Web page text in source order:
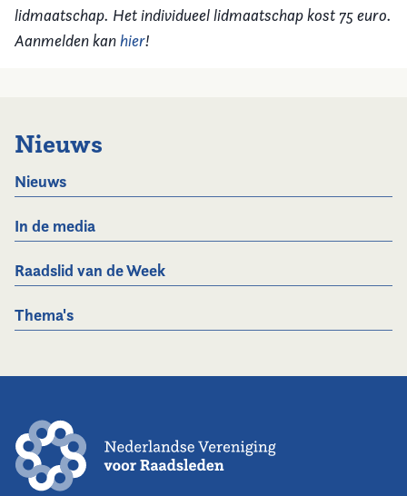
lidmaatschap. Het individueel lidmaatschap kost 75 euro.
Aanmelden kanhier!
Nieuws
Nieuws
In de media
Raadslid van de Week
Thema's